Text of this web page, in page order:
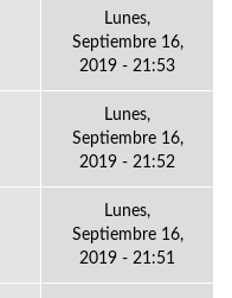
Lunes,
Septiembre 16,
2019 - 21:53
Lunes,
Septiembre 16,
2019 - 21:52
Lunes,
Septiembre 16,
2019 - 21:51